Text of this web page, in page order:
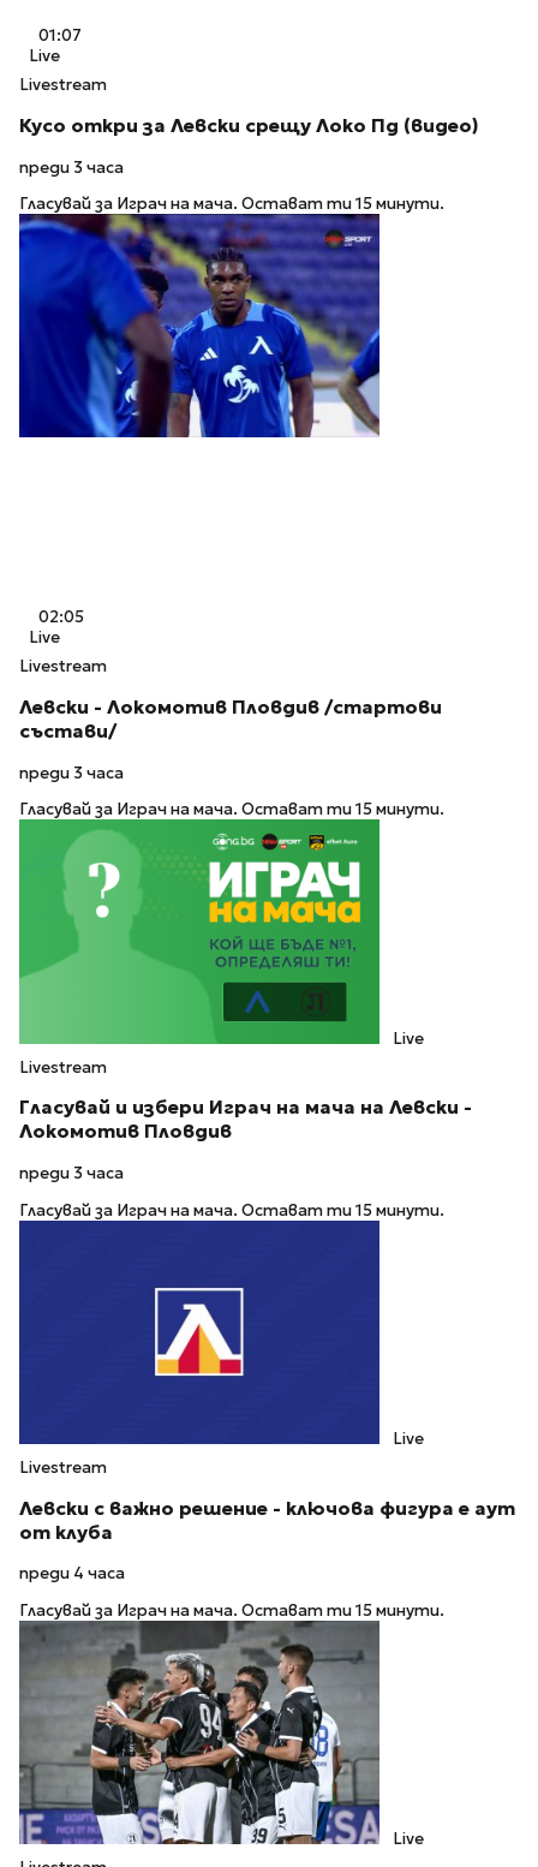
01:07
Live
Livestream
Кусо откри за Левски срещу Локо Пд (видео)
преди 3 часа
Гласувай за Играч на мача. Остават ти 15 минути.
02:05
Live
Livestream
Левски - Локомотив Пловдив /стартови
състави/
преди 3 часа
Гласувай за Играч на мача. Остават ти 15 минути.
Live
Livestream
Гласувай и избери Играч на мача на Левски -
Локомотив Пловдив
преди 3 часа
Гласувай за Играч на мача. Остават ти 15 минути.
Live
Livestream
Левски с важно решение - ключова фигура е аут
от клуба
преди 4 часа
Гласувай за Играч на мача. Остават ти 15 минути.
Live